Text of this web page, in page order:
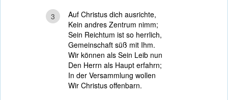
3
Auf Christus dich ausrichte,
Kein andres Zentrum nimm;
Sein Reichtum ist so herrlich,
Gemeinschaft süß mit Ihm.
Wir können als Sein Leib nun
Den Herrn als Haupt erfahrn;
In der Versammlung wollen
Wir Christus offenbarn.